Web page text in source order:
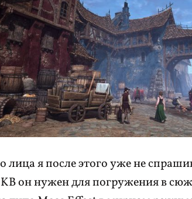
лица я после этого уже не
он нужен для погружения в